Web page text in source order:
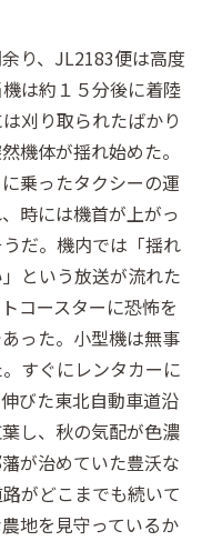
り、JL2183便は高度
は約１５分後に着陸
刈り取られたばかり
機体が揺れ始めた。
乗ったタクシーの運
時には機首が上がっ
だ。機内では「揺れ
という放送が流れた
コースターに恐怖を
った。小型機は無事
すぐにレンタカーに
びた東北自動車道沿
し、秋の気配が色濃
が治めていた豊沃な
がどこまでも続いて
地を見守っているか